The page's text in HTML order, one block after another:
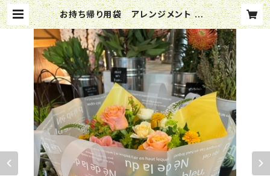
お持ち帰り用袋 アレンジメント M |
ffhanakame